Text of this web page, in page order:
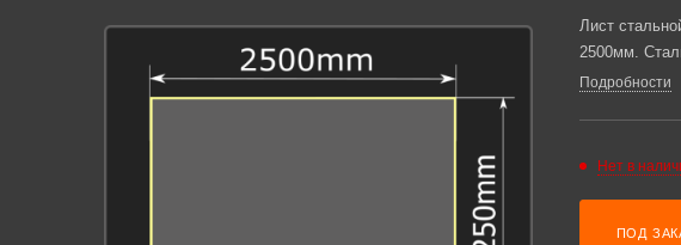
Лист
2500мм.
Подробности
Нет в
ПОД